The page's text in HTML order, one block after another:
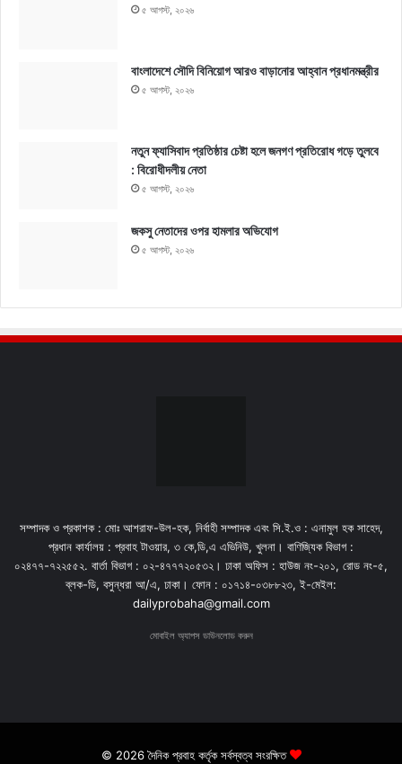
৫ আগস্ট, ২০২৬
বাংলাদেশে সৌদি বিনিয়োগ আরও বাড়ানোর আহ্বান প্রধানমন্ত্রীর
৫ আগস্ট, ২০২৬
নতুন ফ্যাসিবাদ প্রতিষ্ঠার চেষ্টা হলে জনগণ প্রতিরোধ গড়ে তুলবে
: বিরোধীদলীয় নেতা
৫ আগস্ট, ২০২৬
জকসু নেতাদের ওপর হামলার অভিযোগ
৫ আগস্ট, ২০২৬
সম্পাদক ও প্রকাশক : মোঃ আশরাফ-উল-হক, নির্বাহী সম্পাদক এবং সি.ই.ও : এনামুল হক সাহেদ,
প্রধান কার্যালয় : প্রবাহ টাওয়ার, ৩ কে,ডি,এ এভিনিউ, খুলনা। বাণিজ্যিক বিভাগ :
০২৪৭৭-৭২২৫৫২. বার্তা বিভাগ : ০২-৪৭৭৭২০৫৩২। ঢাকা অফিস : হাউজ নং-২০১, রোড নং-৫,
ব্লক-ডি, বসুন্ধরা আ/এ, ঢাকা। ফোন : ০১৭১৪-০৩৮৮২৩, ই-মেইল:
dailyprobaha@gmail.com
মোবাইল অ্যাপস ডাউনলোড করুন
© 2026 দৈনিক প্রবাহ কর্তৃক সর্বস্বত্ব সংরক্ষিত